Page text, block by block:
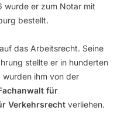
wurde er zum Notar mit
bestellt.
das Arbeitsrecht. Seine
stellte er in hunderten
wurden ihm von der
für
Verkehrsrecht verliehen.